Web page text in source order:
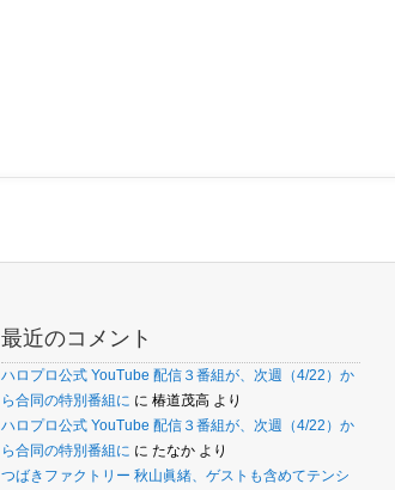
最近のコメント
ハロプロ公式 YouTube 配信３番組が、次週（4/22）か
ら合同の特別番組に に 椿道茂高 より
ハロプロ公式 YouTube 配信３番組が、次週（4/22）か
ら合同の特別番組に に たなか より
つばきファクトリー 秋山眞緒、ゲストも含めてテンシ